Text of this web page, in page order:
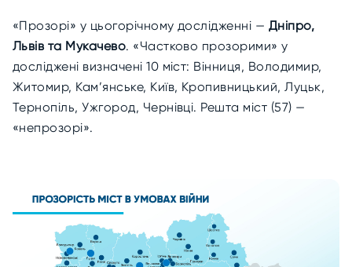
«Прозорі» у цьогорічному дослідженні — Дніпро,
Львів та Мукачево. «Частково прозорими» у
досліджені визначені 10 міст: Вінниця, Володимир,
Житомир, Кам’янське, Київ, Кропивницький, Луцьк,
Тернопіль, Ужгород, Чернівці. Решта міст (57) —
«непрозорі».